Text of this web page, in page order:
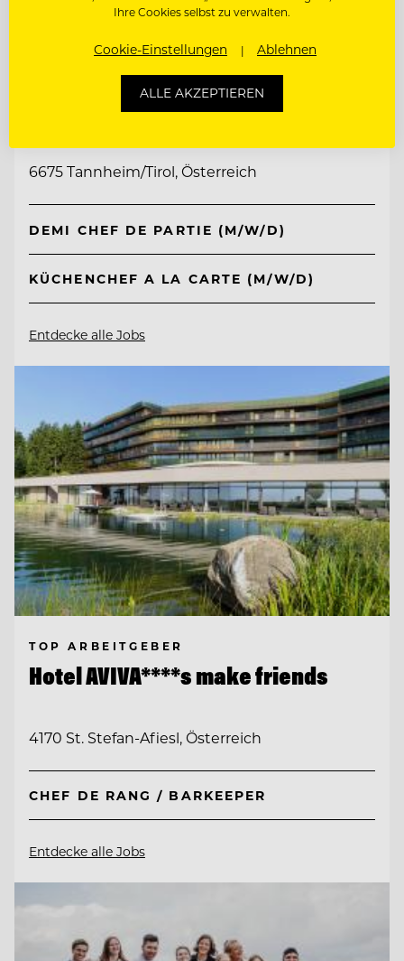
Jungbrunn - Der Gutzeitort
6675 Tannheim/Tirol, Österreich
DEMI CHEF DE PARTIE (M/W/D)
KÜCHENCHEF A LA CARTE (M/W/D)
Entdecke alle Jobs
TOP ARBEITGEBER
Hotel AVIVA****s make friends
4170 St. Stefan-Afiesl, Österreich
CHEF DE RANG / BARKEEPER
Entdecke alle Jobs
Ihre Cookies selbst zu verwalten.
Cookie-Einstellungen Ablehnen
ALLE AKZEPTIEREN